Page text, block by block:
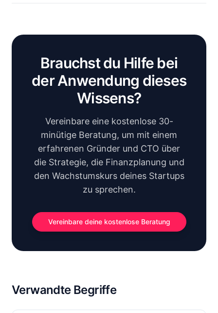
Brauchst du Hilfe bei
der Anwendung dieses
Wissens?
Vereinbare eine kostenlose 30-
minütige Beratung, um mit einem
erfahrenen Gründer und CTO über
die Strategie, die Finanzplanung und
den Wachstumskurs deines Startups
zu sprechen.
Vereinbare deine kostenlose Beratung
Verwandte Begriffe